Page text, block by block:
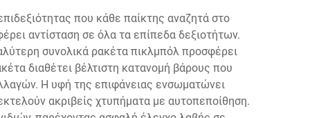
που κάθε παίκτης αναζητά στο
αντίσταση σε όλα τα επίπεδα δεξιοτήτων.
συνολικά ρακέτα πικλμπόλ προσφέρει
διαθέτει βέλτιστη κατανομή βάρους που
Η υφή της επιφάνειας ενσωματώνει
ακριβείς χτυπήματα με αυτοπεποίθηση.